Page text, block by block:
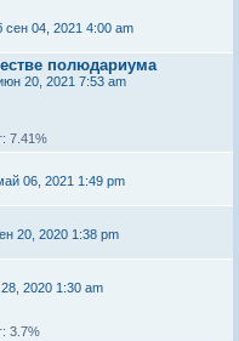
сен 04, 2021 4:00 am
полюдариума
20, 2021 7:53 am
7.41%
06, 2021 1:49 pm
20, 2020 1:38 pm
28, 2020 1:30 am
3.7%